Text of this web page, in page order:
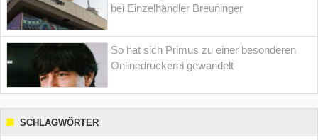
bei Einzelhändler Breuninger
So hat sich Primus zu einer besonderen
Onlinedruckerei gewandelt
SCHLAGWÖRTER